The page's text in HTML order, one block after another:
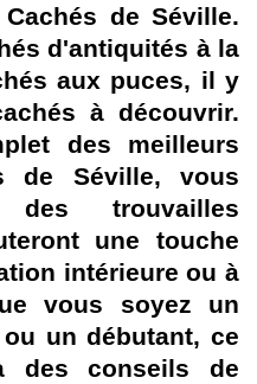
de Séville.
d'antiquités à la
aux puces, il y
à découvrir.
des meilleurs
de Séville, vous
des trouvailles
une touche
intérieure ou à
vous soyez un
un débutant, ce
des conseils de